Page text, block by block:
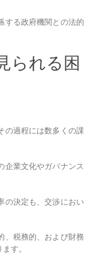
する政府機関との法的
られる困
の過程には数多くの課
企業文化やガバナンス
の決定も、交渉におい
、税務的、および財務
す。